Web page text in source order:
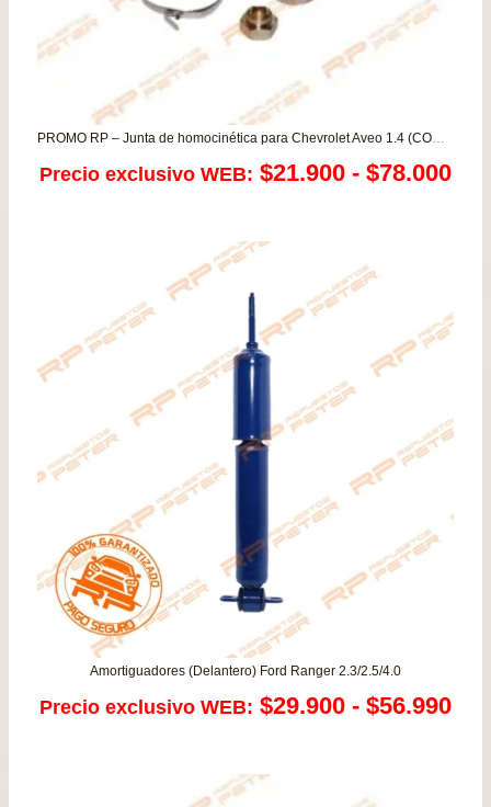
PROMO RP – Junta de homocinética para Chevrolet Aveo 1.4 (CON ABS)
Precio exclusivo WEB: $21.900 - $78.000
Amortiguadores (Delantero) Ford Ranger 2.3/2.5/4.0
Precio exclusivo WEB: $29.900 - $56.990